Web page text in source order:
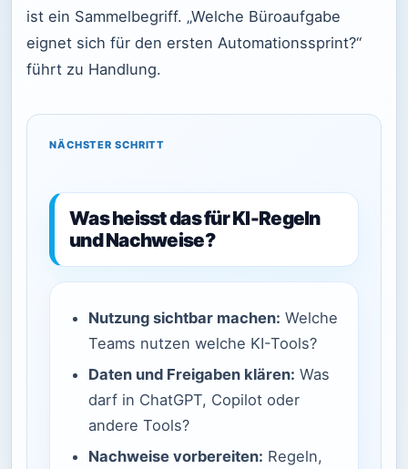
ist ein Sammelbegriff. „Welche Büroaufgabe
eignet sich für den ersten Automationssprint?“
führt zu Handlung.
NÄCHSTER SCHRITT
Was heisst das für KI-Regeln
und Nachweise?
Nutzung sichtbar machen: Welche
Teams nutzen welche KI-Tools?
Daten und Freigaben klären: Was
darf in ChatGPT, Copilot oder
andere Tools?
Nachweise vorbereiten: Regeln,